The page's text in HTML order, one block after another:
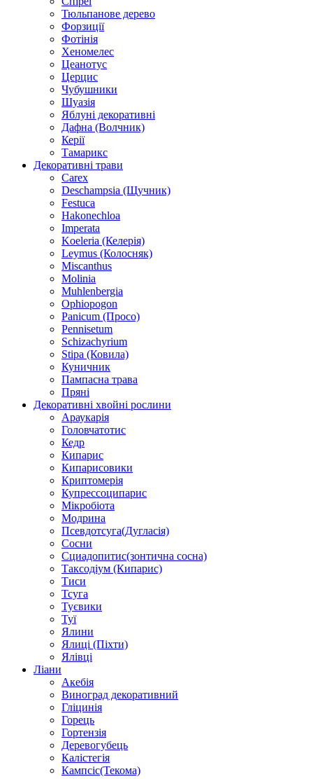
Тюльпанове дерево
Форзиції
Фотінія
Хеномелес
Цеанотус
Церцис
Чубушники
Шуазія
Яблуні декоративні
Дафна (Волчник)
Керії
Тамарикс
Декоративні трави
Carex
Deschampsia (Щучник)
Festuca
Hakonechloa
Imperata
Koeleria (Келерія)
Leymus (Колосняк)
Miscanthus
Molinia
Muhlenbergia
Ophiopogon
Panicum (Просо)
Pennisetum
Schizachyrium
Stipa (Ковила)
Куничник
Пампасна трава
Пряні
Декоративні хвойні рослини
Араукарія
Головчатотис
Кедр
Кипарис
Кипарисовики
Криптомерія
Купрессоципарис
Мікробіота
Модрина
Псевдотсуга(Дугласія)
Сосни
Сциадопитис(зонтична сосна)
Таксодіум (Кипарис)
Тиси
Тсуга
Туєвики
Туї
Ялини
Ялиці (Піхти)
Ялівці
Ліани
Акебія
Виноград декоративний
Гліцинія
Горець
Гортензія
Деревогубець
Калістегія
Кампсіс(Текома)